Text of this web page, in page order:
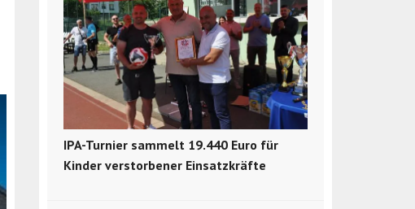
IPA-Turnier sammelt 19.440 Euro für
Kinder verstorbener Einsatzkräfte